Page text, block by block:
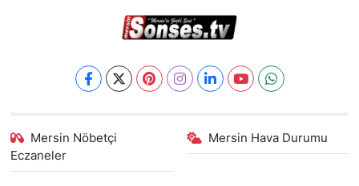
Mersin Nöbetçi
Eczaneler
Mersin Hava Durumu